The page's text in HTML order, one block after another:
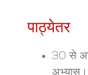
पाठ्येतर
30 से
अभ्यास।